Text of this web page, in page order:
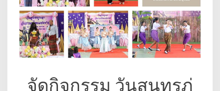
จัดกิจกรรม วันสุนทรภู่